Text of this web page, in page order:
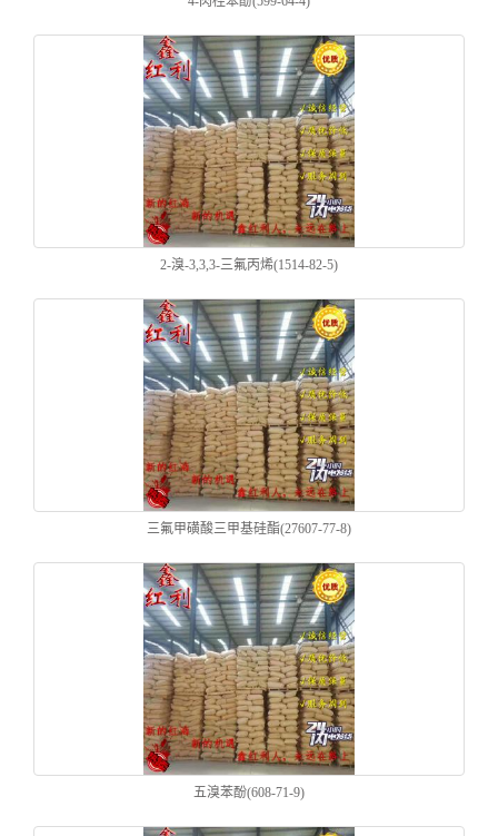
2-溴-3,3,3-三氟丙烯(1514-82-5)
三氟甲磺酸三甲基硅酯(27607-77-8)
五溴苯酚(608-71-9)